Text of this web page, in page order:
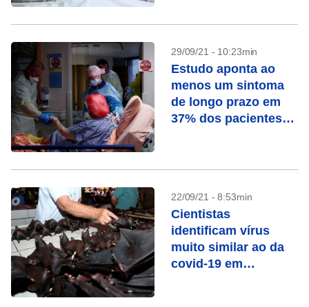
29/09/21 - 10:23min
Estudo aponta ao
menos um sintoma
de longo prazo em
37% dos pacientes
22/09/21 - 8:53min
Cientistas
identificam vírus
muito similar ao da
covid-19 em